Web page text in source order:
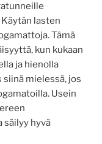
lasten
Tämä
kun kukaan
ja hienolla
mielessä, jos
Usein
säilyy hyvä